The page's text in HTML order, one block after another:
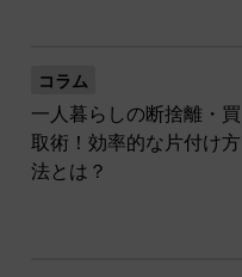
コラム
一人暮らしの断捨離・買
取術！効率的な片付け方
法とは？